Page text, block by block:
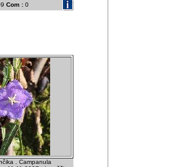
Com : 0
. Campanula